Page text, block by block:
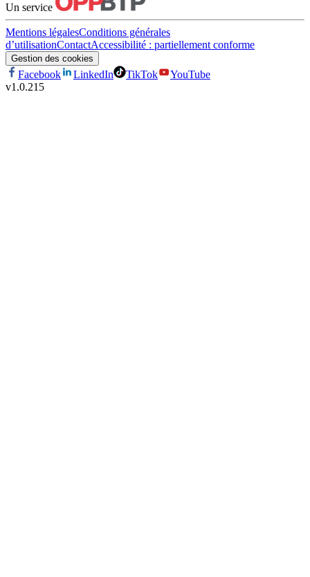
Un service
Mentions légalesConditions générales
d’utilisationContactAccessibilité : partiellement conforme
Gestion des cookies
Facebook LinkedIn TikTok
YouTube
v1.0.215